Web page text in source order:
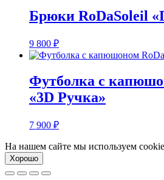
Брюки RoDaSoleil
9 800 ₽
Футболка с
«3D Ручка»
7 900 ₽
На нашем сайте мы используем cookie
Хорошо